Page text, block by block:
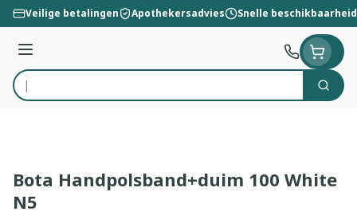
Ga naar de inhoud
Veilige betalingen Apothekersadvies Snelle beschikbaarheid
Menu
Product, merk, categorie...
Zoek
Bota Handpolsband+duim 100 White
N5